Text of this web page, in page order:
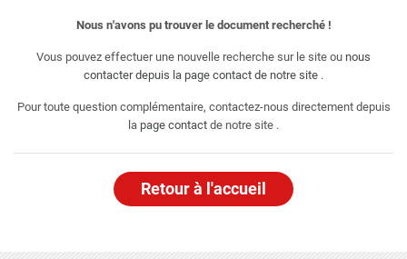
Nous n'avons pu trouver le document recherché !
Vous pouvez effectuer une nouvelle recherche sur le site ou nous
contacter depuis la page contact de notre site .
Pour toute question complémentaire, contactez-nous directement depuis
la page contact de notre site .
Retour à l'accueil